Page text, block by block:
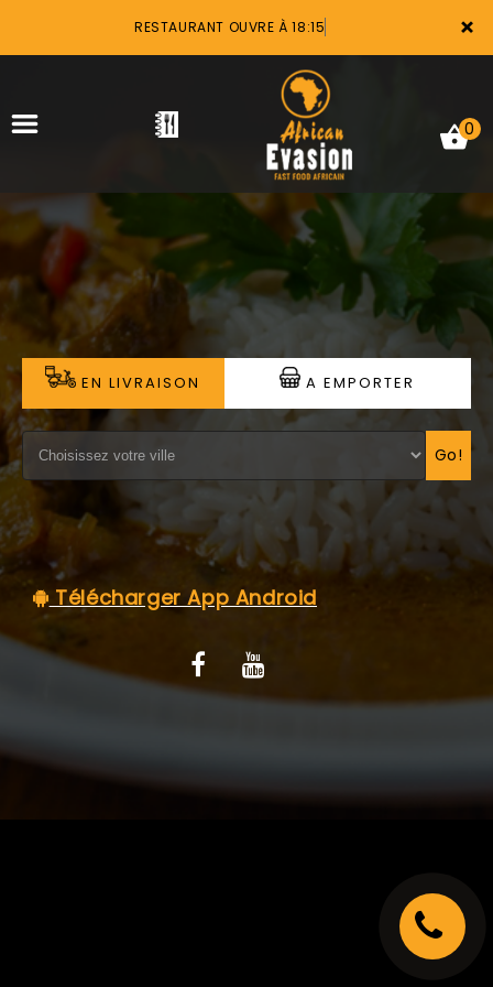
×
RESTAURANT OUVRE À 18:15
ACCUEIL
LA CARTE
VOTRE COMPTE
NOTRE RESTAURANT
VOS AVIS
MENTIONS LÉGALES
C.G.V
0
EN LIVRAISON A EMPORTER
Go!
Télécharger App Android